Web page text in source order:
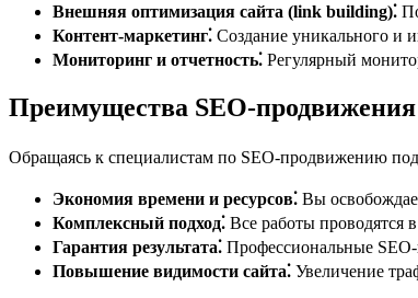
Внешняя оптимизация сайта (link building)⁚
Контент-маркетинг⁚ Создание уникального и
Мониторинг и отчетность⁚ Регулярный
Преимущества SEO-
Обращаясь к специалистам по SEO-продвижению
Экономия времени и ресурсов⁚ Вы
Комплексный подход⁚ Все работы проводятся
Гарантия результата⁚ Профессиональные SEO-
Повышение видимости сайта⁚ Увеличение